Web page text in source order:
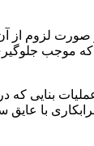
صورت لزوم از
موجب
بنایی
با عایق